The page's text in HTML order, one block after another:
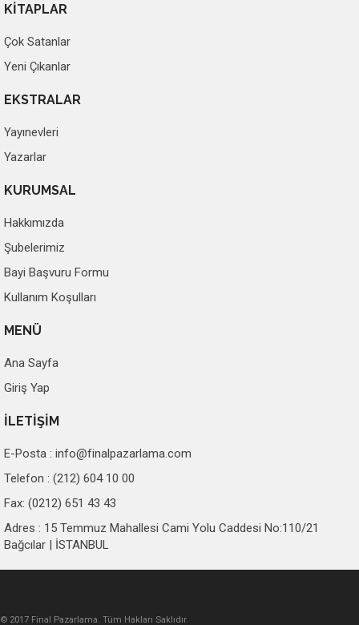
KİTAPLAR
Çok Satanlar
Yeni Çıkanlar
EKSTRALAR
Yayınevleri
Yazarlar
KURUMSAL
Hakkımızda
Şubelerimiz
Bayi Başvuru Formu
Kullanım Koşulları
MENÜ
Ana Sayfa
Giriş Yap
İLETİŞİM
E-Posta : info@finalpazarlama.com
Telefon : (212) 604 10 00
Fax: (0212) 651 43 43
Adres : 15 Temmuz Mahallesi Cami Yolu Caddesi No:110/21
Bağcılar | İSTANBUL
© 2017 Final Pazarlama. Tüm Hakları Saklıdır.